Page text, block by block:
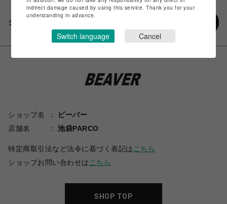
シェアする
ショップ名
ビーバー
店舗名
池袋PARCO
特定商取引法など法令に基づく表記は こちら
ショップお問い合わせは こちら
SHOP TOP
indirect damage caused by using this service. Thank you for your
understanding in advance.
Switch language Cancel